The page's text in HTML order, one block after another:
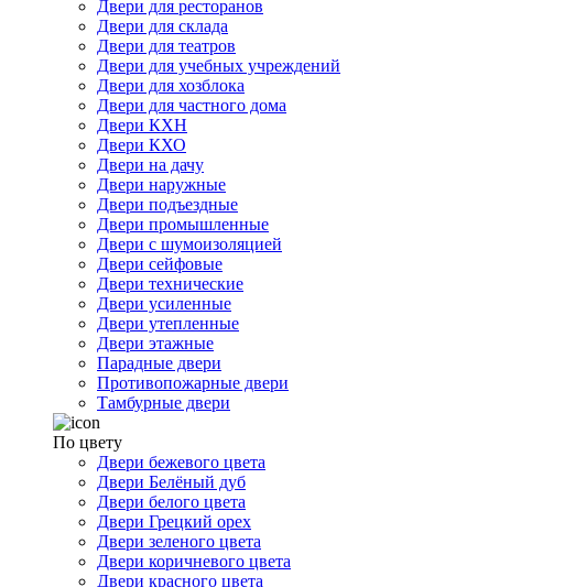
Двери для ресторанов
Двери для склада
Двери для театров
Двери для учебных учреждений
Двери для хозблока
Двери для частного дома
Двери КХН
Двери КХО
Двери на дачу
Двери наружные
Двери подъездные
Двери промышленные
Двери с шумоизоляцией
Двери сейфовые
Двери технические
Двери усиленные
Двери утепленные
Двери этажные
Парадные двери
Противопожарные двери
Тамбурные двери
По цвету
Двери бежевого цвета
Двери Белёный дуб
Двери белого цвета
Двери Грецкий орех
Двери зеленого цвета
Двери коричневого цвета
Двери красного цвета